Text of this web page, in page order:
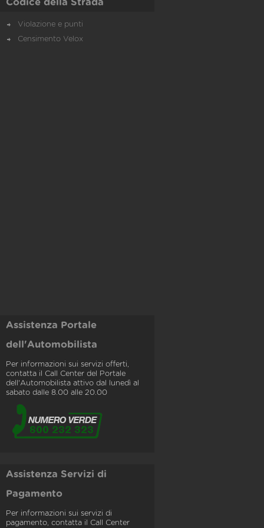
Codice della Strada
Violazione e punti
Censimento Velox
Assistenza Portale
dell'Automobilista
Per informazioni sui servizi offerti,
contatta il Call Center del Portale
dell'Automobilista attivo dal lunedì al
sabato dalle 8.00 alle 20.00
Assistenza Servizi di
Pagamento
Per informazioni sui servizi di
pagamento, contatta il Call Center